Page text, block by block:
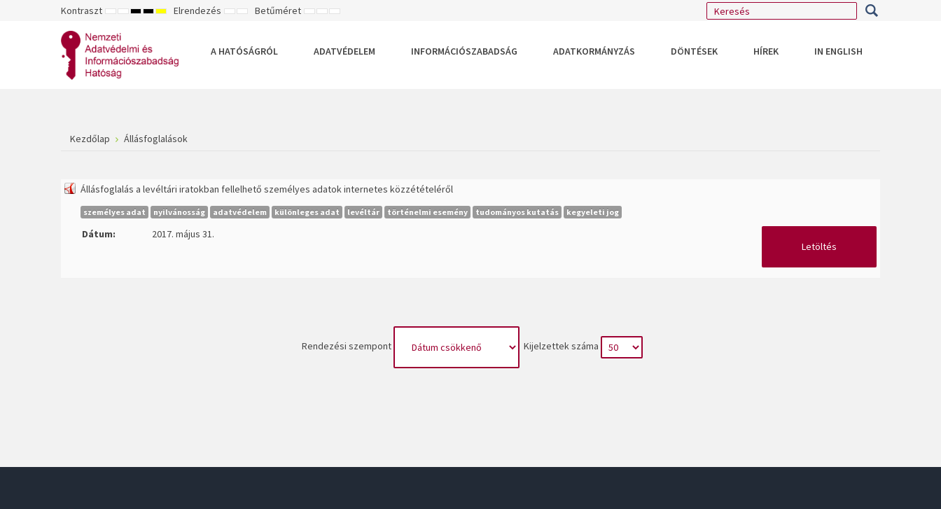
Kontraszt ALAPÉRTELMEZETT
ÉJSZAKAI
NAGY
FEHÉR
MÓD
NAGY
SÁRGA
MÓD
NAGY
MÓD
Elrendezés RÖGZÍTETT
SZÉLES
Betűméret KISEBB
ALAPÉRTELMEZETT
NAGYOBB
A HATÓSÁGRÓL
ADATVÉDELEM INFORMÁCIÓSZABADSÁG ADATKORMÁNYZÁS DÖNTÉSEK HÍREK IN ENGLISH
Kezdőlap Állásfoglalások
Állásfoglalás a levéltári iratokban fellelhető személyes adatok internetes közzétételéről
személyes adat nyilvánosság adatvédelem különleges adat levéltár történelmi esemény tudományos kutatás kegyeleti jog
Dátum:
2017. május 31.
Letöltés
Rendezési szempont Kijelzettek száma